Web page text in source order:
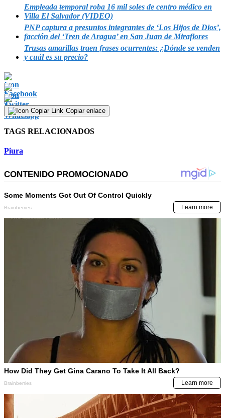
Empleada temporal roba 16 mil soles de centro médico en
Villa El Salvador (VIDEO)
PNP captura a presuntos integrantes de ‘Los Hijos de Dios’,
facción del ‘Tren de Aragua’ en San Juan de Miraflores
Trusas amarillas traen frases ocurrentes: ¿Dónde se venden
y cuál es su precio?
Copiar enlace
TAGS RELACIONADOS
Piura